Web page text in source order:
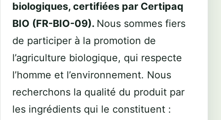
biologiques, certifiées par Certipaq
BIO (FR-BIO-09). Nous sommes fiers
de participer à la promotion de
l’agriculture biologique, qui respecte
l’homme et l’environnement. Nous
recherchons la qualité du produit par
les ingrédients qui le constituent :